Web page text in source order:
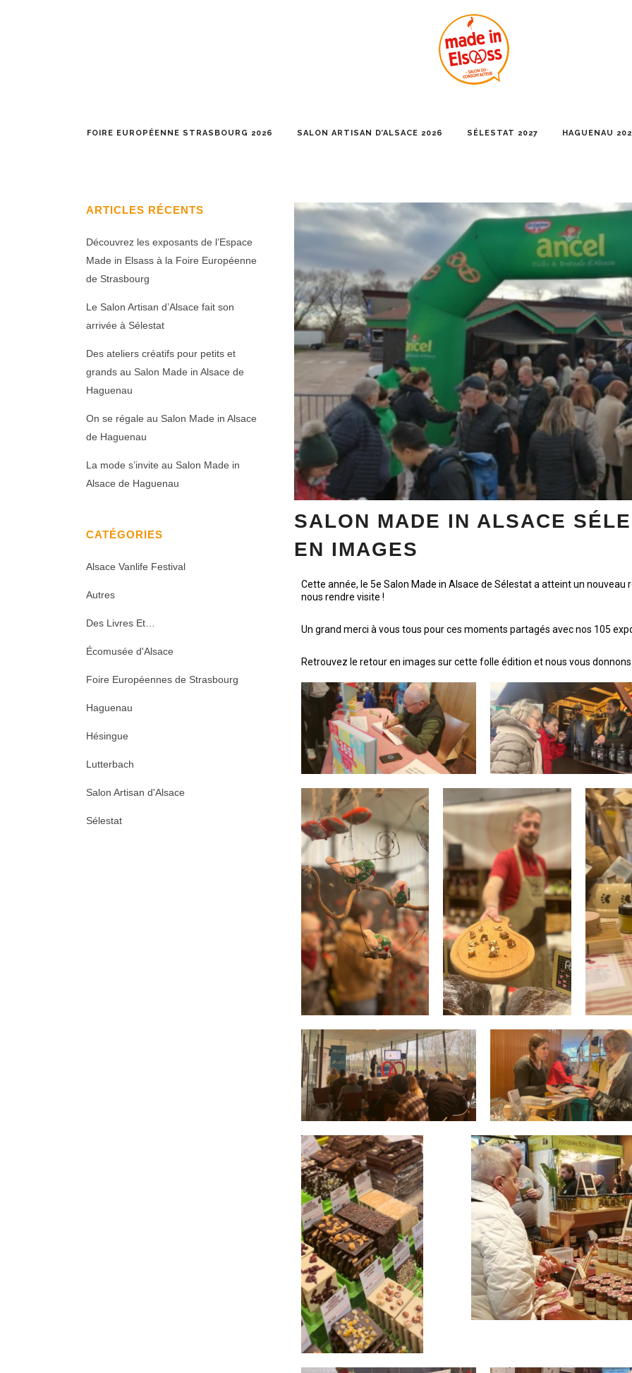
FOIRE EUROPÉENNE STRASBOURG 2026 SALON ARTISAN D’ALSACE 2026 SÉLESTAT 2027 HAGUENAU
ARTICLES RÉCENTS
Découvrez les exposants de l’Espace
Made in Elsass à la Foire Européenne
de Strasbourg
Le Salon Artisan d’Alsace fait son
arrivée à Sélestat
Des ateliers créatifs pour petits et
grands au Salon Made in Alsace de
Haguenau
On se régale au Salon Made in Alsace
de Haguenau
La mode s’invite au Salon Made in
Alsace de Haguenau
CATÉGORIES
Alsace Vanlife Festival
Autres
Des Livres Et…
Écomusée d'Alsace
Foire Européennes de Strasbourg
Haguenau
Hésingue
Lutterbach
Salon Artisan d'Alsace
Sélestat
SALON MADE IN ALSACE
EN IMAGES
Cette année, le 5e Salon Made in Alsace de Sélestat a atteint un nouveau
nous rendre visite !
Un grand merci à vous tous pour ces moments partagés avec nos 105
Retrouvez le retour en images sur cette folle édition et nous vous